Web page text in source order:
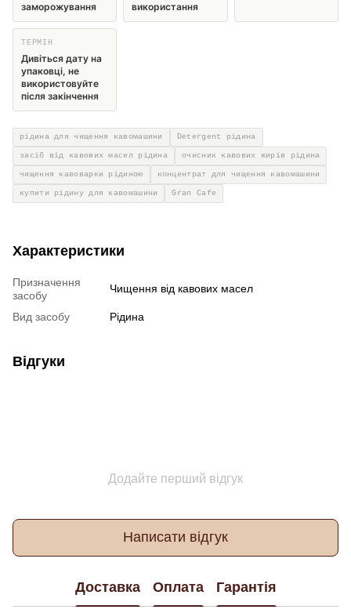
заморожування
використання
ТЕРМІН
Дивіться дату на
упаковці, не
використовуйте
після закінчення
рідина для чищення кавомашини Detergent рідина
засіб від кавових масел рідина очисник кавових жирів рідина
чищення кавоварки рідиною концентрат для чищення кавомашини
купити рідину для кавомашини Gran Cafe
Характеристики
Призначення
засобу
Чищення від кавових масел
Вид засобу Рідина
Відгуки
Додайте перший відгук
Написати відгук
Доставка Оплата Гарантія